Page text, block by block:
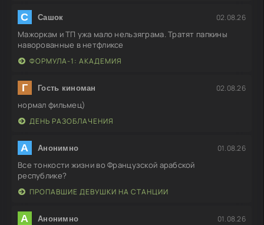
С Сашок 02.08.26
Мажоркам и ТП ужа мало нельзяграма. Тратят папкины
наворованные в нетфликсе
ФОРМУЛА-1: АКАДЕМИЯ
Г Гость киноман 02.08.26
нормал фильмец)
ДЕНЬ РАЗОБЛАЧЕНИЯ
А Анонимно 01.08.26
Все тонкости жизни во Французской арабской
республике?
ПРОПАВШИЕ ДЕВУШКИ НА СТАНЦИИ
А Анонимно 01.08.26